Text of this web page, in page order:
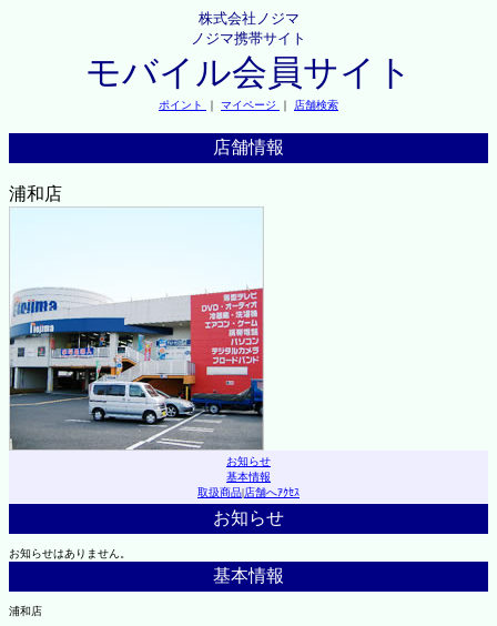
株式会社ノジマ
ノジマ携帯サイト
モバイル会員サイト
ポイント ｜ マイページ ｜ 店舗検索
店舗情報
浦和店
お知らせ
基本情報
取扱商品|店舗へｱｸｾｽ
お知らせ
お知らせはありません。
基本情報
浦和店